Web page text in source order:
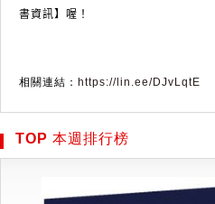
書資訊】喔！
相關連結： https://lin.ee/DJvLqtE
TOP 本週排行榜